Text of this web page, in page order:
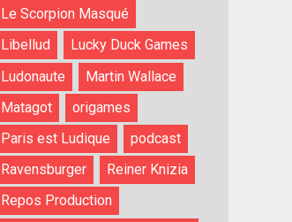
Le Scorpion Masqué
Libellud
Lucky Duck Games
Ludonaute
Martin Wallace
Matagot
origames
Paris est Ludique
podcast
Ravensburger
Reiner Knizia
Repos Production